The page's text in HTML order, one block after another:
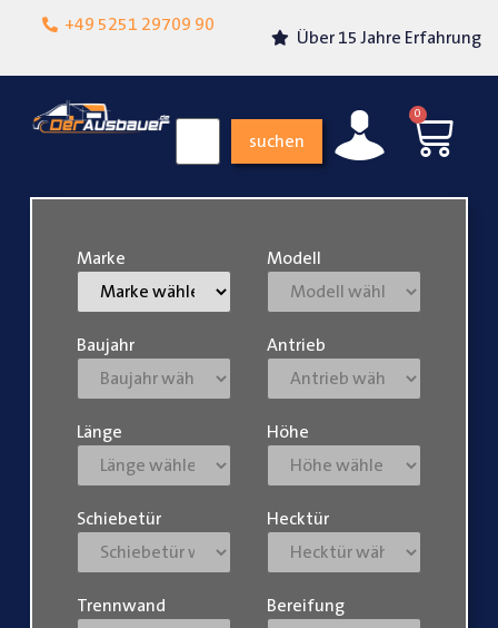
+49 5251 29709 90
Lokalgeschäft in
Über 15 Jahre Erfahrung
suchen
0
Marke Modell
Baujahr Antrieb
Länge Höhe
Schiebetür Hecktür
Trennwand Bereifung